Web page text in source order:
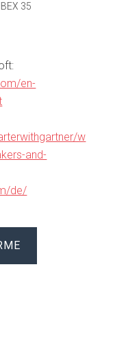
35
en-
w
and-
de/